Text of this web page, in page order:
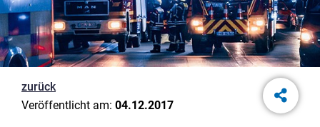
zurück
Veröffentlicht am: 04.12.2017